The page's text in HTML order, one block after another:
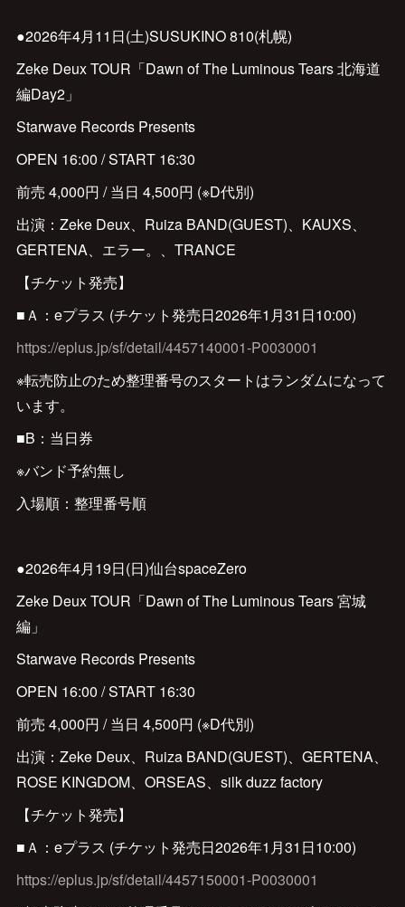
●2026年4月11日(土)SUSUKINO 810(札幌)
Zeke Deux TOUR「Dawn of The Luminous Tears 北海道
編Day2」
Starwave Records Presents
OPEN 16:00 / START 16:30
前売 4,000円 / 当日 4,500円 (※D代別)
出演：Zeke Deux、Ruiza BAND(GUEST)、KAUXS、
GERTENA、エラー。、TRANCE
【チケット発売】
■Ａ：eプラス (チケット発売日2026年1月31日10:00)
https://eplus.jp/sf/detail/4457140001-P0030001
※転売防止のため整理番号のスタートはランダムになって
います。
■B：当日券
※バンド予約無し
入場順：整理番号順
●2026年4月19日(日)仙台spaceZero
Zeke Deux TOUR「Dawn of The Luminous Tears 宮城
編」
Starwave Records Presents
OPEN 16:00 / START 16:30
前売 4,000円 / 当日 4,500円 (※D代別)
出演：Zeke Deux、Ruiza BAND(GUEST)、GERTENA、
ROSE KINGDOM、ORSEAS、silk duzz factory
【チケット発売】
■Ａ：eプラス (チケット発売日2026年1月31日10:00)
https://eplus.jp/sf/detail/4457150001-P0030001